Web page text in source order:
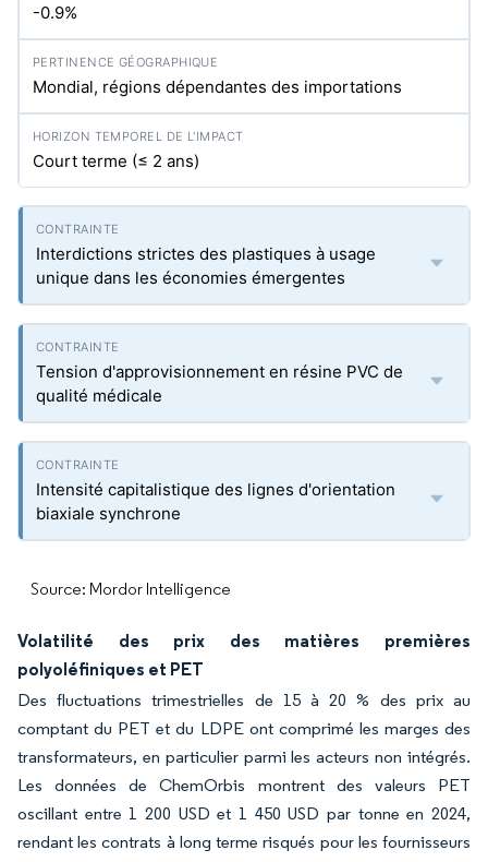
-0.9%
Mondial, régions dépendantes des importations
Court terme (≤ 2 ans)
Interdictions strictes des plastiques à usage
unique dans les économies émergentes
Tension d'approvisionnement en résine PVC de
qualité médicale
Intensité capitalistique des lignes d'orientation
biaxiale synchrone
Source: Mordor Intelligence
Volatilité des prix des matières premières
polyoléfiniques et PET
Des fluctuations trimestrielles de 15 à 20 % des prix au
comptant du PET et du LDPE ont comprimé les marges des
transformateurs, en particulier parmi les acteurs non intégrés.
Les données de ChemOrbis montrent des valeurs PET
oscillant entre 1 200 USD et 1 450 USD par tonne en 2024,
rendant les contrats à long terme risqués pour les fournisseurs